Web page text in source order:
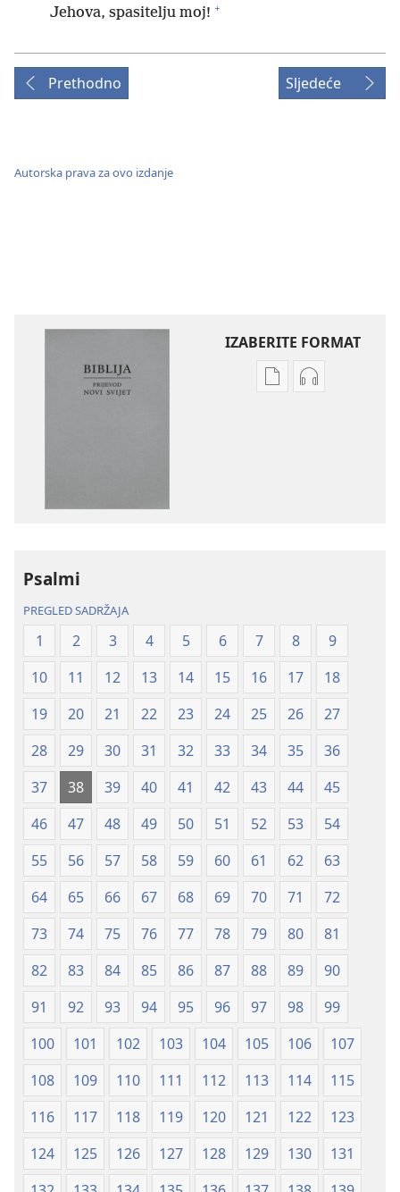
Jehova, spasitelju moj! +
Prethodno Sljedeće
Autorska prava za ovo izdanje
IZABERITE FORMAT
PostavkePostavke
Psalmi
PREGLED SADRŽAJA
1 2 3 4 5 6 7 8
9
10
11 12 13 14 15 16 17
18
19
20 21 22 23 24 25 26
27
28
29 30 31 32 33 34 35
36
37
38 39 40 41 42 43 44
45
46
47 48 49 50 51 52 53
54
55
56 57 58 59 60 61 62
63
64
65 66 67 68 69 70 71
72
73
74 75 76 77 78 79 80
81
82
83 84 85 86 87 88 89
90
91
92 93 94 95 96 97 98
99
100
101 102 103 104 105 106
107
108
109 110 111 112 113 114
115
116
117 118 119 120 121 122
123
124
125 126 127 128 129 130
131